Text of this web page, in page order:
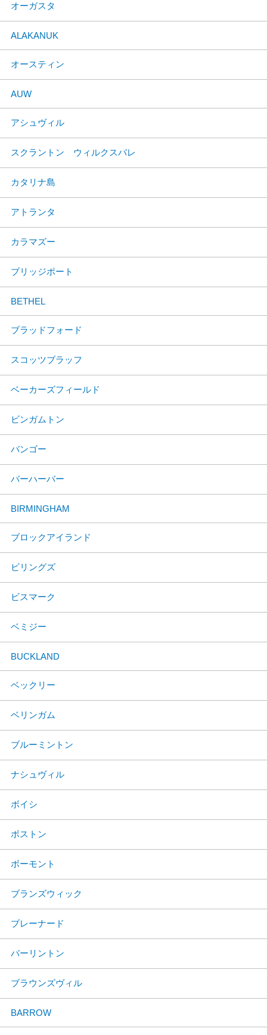
オーガスタ
ALAKANUK
オースティン
AUW
アシュヴィル
スクラントン ウィルクスバレ
カタリナ島
アトランタ
カラマズー
ブリッジポート
BETHEL
ブラッドフォード
スコッツブラッフ
ベーカーズフィールド
ビンガムトン
バンゴー
バーハーバー
BIRMINGHAM
ブロックアイランド
ビリングズ
ビスマーク
ベミジー
BUCKLAND
ベックリー
ベリンガム
ブルーミントン
ナシュヴィル
ボイシ
ボストン
ボーモント
ブランズウィック
ブレーナード
バーリントン
ブラウンズヴィル
BARROW